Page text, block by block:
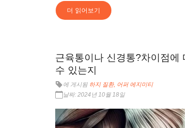
더 읽어보기
근육통이나 신경통?차이점에
수 있는지
에 게시됨 하지 질환 어퍼 에지미티
날짜: 2024년 10월 18일